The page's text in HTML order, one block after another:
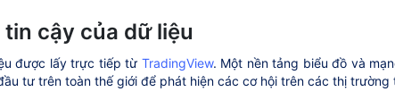
cậy của dữ liệu
được lấy trực tiếp từ TradingView. Một nền tảng biểu đồ và
tư trên toàn thế giới để phát hiện các cơ hội trên các thị trường